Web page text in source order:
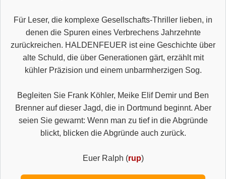
Für Leser, die komplexe Gesellschafts-Thriller lieben, in
denen die Spuren eines Verbrechens Jahrzehnte
zurückreichen. HALDENFEUER ist eine Geschichte über
alte Schuld, die über Generationen gärt, erzählt mit
kühler Präzision und einem unbarmherzigen Sog.
Begleiten Sie Frank Köhler, Meike Elif Demir und Ben
Brenner auf dieser Jagd, die in Dortmund beginnt. Aber
seien Sie gewarnt: Wenn man zu tief in die Abgründe
blickt, blicken die Abgründe auch zurück.
Euer Ralph (rup)